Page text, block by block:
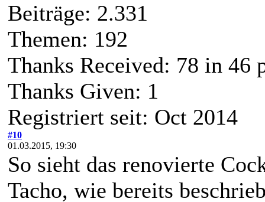
Beiträge: 2.331
Themen: 192
Thanks Received: 78 in 46
Thanks Given: 1
Registriert seit: Oct 2014
#10
01.03.2015, 19:30
So sieht das renovierte
Tacho, wie bereits